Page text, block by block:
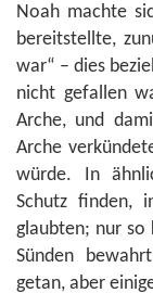
Noah machte
bereitstellte,
war“ – dies
nicht gefallen
Arche, und
Arche
würde. In
Schutz finden,
glaubten; nur
Sünden
getan, aber